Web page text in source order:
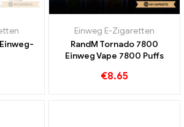
Einweg E-Zigaretten
RandM Tornado 7800
Einweg Vape 7800 Puffs
€8.65